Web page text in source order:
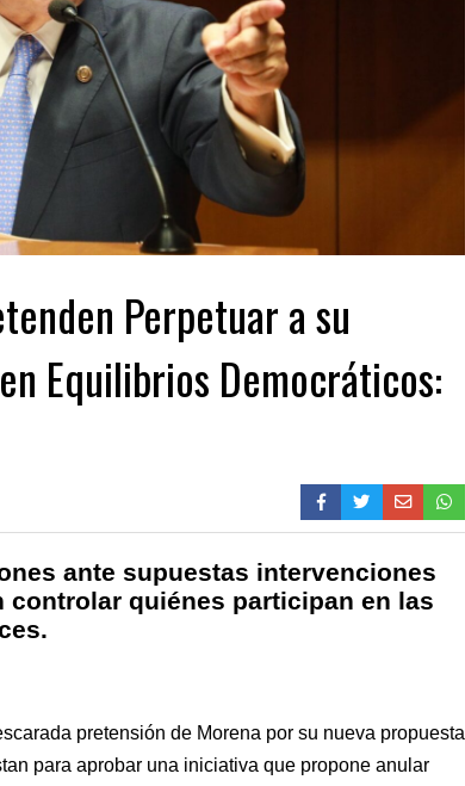
Perpetuar a su
Equilibrios Democráticos:
ante supuestas intervenciones
quiénes participan en las
pretensión de Morena por su nueva propuesta
para aprobar una iniciativa que propone anular